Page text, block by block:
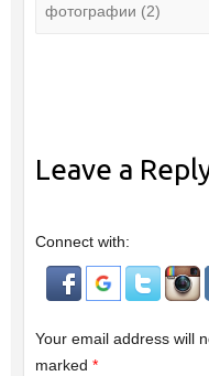
фотографии (2)
Leave a
Connect with:
Your email address will
marked *